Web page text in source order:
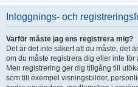
Inloggnings- och
Varför måste jag ens registrera mig?
Det är det inte säkert att du måste, det
om du måste registrera dig eller inte
Men registrering ger dig tillgång till
som till exempel visningsbilder,